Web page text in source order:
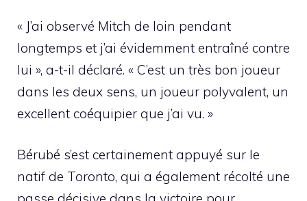
« J’ai observé Mitch de loin pendant
longtemps et j’ai évidemment entraîné contre
lui », a-t-il déclaré. « C’est un très bon joueur
dans les deux sens, un joueur polyvalent, un
excellent coéquipier que j’ai vu. »
Bérubé s’est certainement appuyé sur le
natif de Toronto, qui a également récolté une